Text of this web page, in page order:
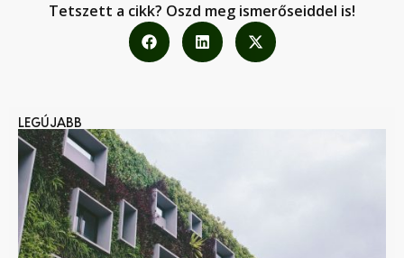
Tetszett a cikk? Oszd meg ismerőseiddel is!
LEGÚJABB